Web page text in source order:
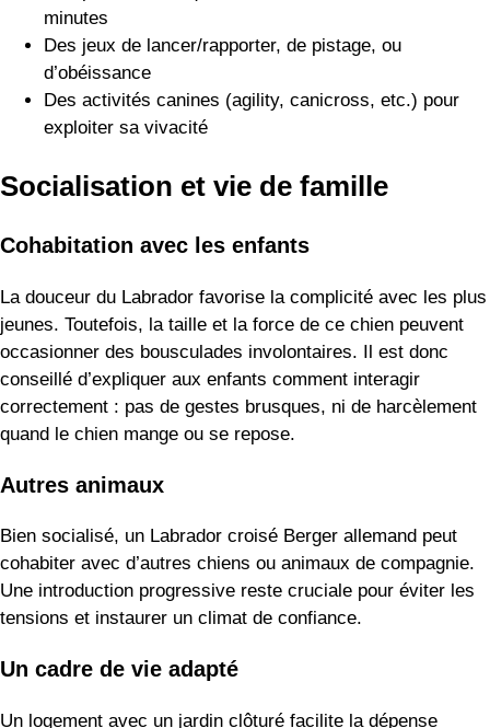
minutes
Des jeux de lancer/rapporter, de pistage, ou
d’obéissance
Des activités canines (agility, canicross, etc.) pour
exploiter sa vivacité
Socialisation et vie de famille
Cohabitation avec les enfants
La douceur du Labrador favorise la complicité avec les plus
jeunes. Toutefois, la taille et la force de ce chien peuvent
occasionner des bousculades involontaires. Il est donc
conseillé d’expliquer aux enfants comment interagir
correctement : pas de gestes brusques, ni de harcèlement
quand le chien mange ou se repose.
Autres animaux
Bien socialisé, un Labrador croisé Berger allemand peut
cohabiter avec d’autres chiens ou animaux de compagnie.
Une introduction progressive reste cruciale pour éviter les
tensions et instaurer un climat de confiance.
Un cadre de vie adapté
Un logement avec un jardin clôturé facilite la dépense